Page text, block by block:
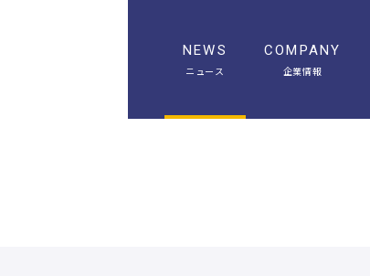
NEWS
ニュース
COMPANY
企業情報